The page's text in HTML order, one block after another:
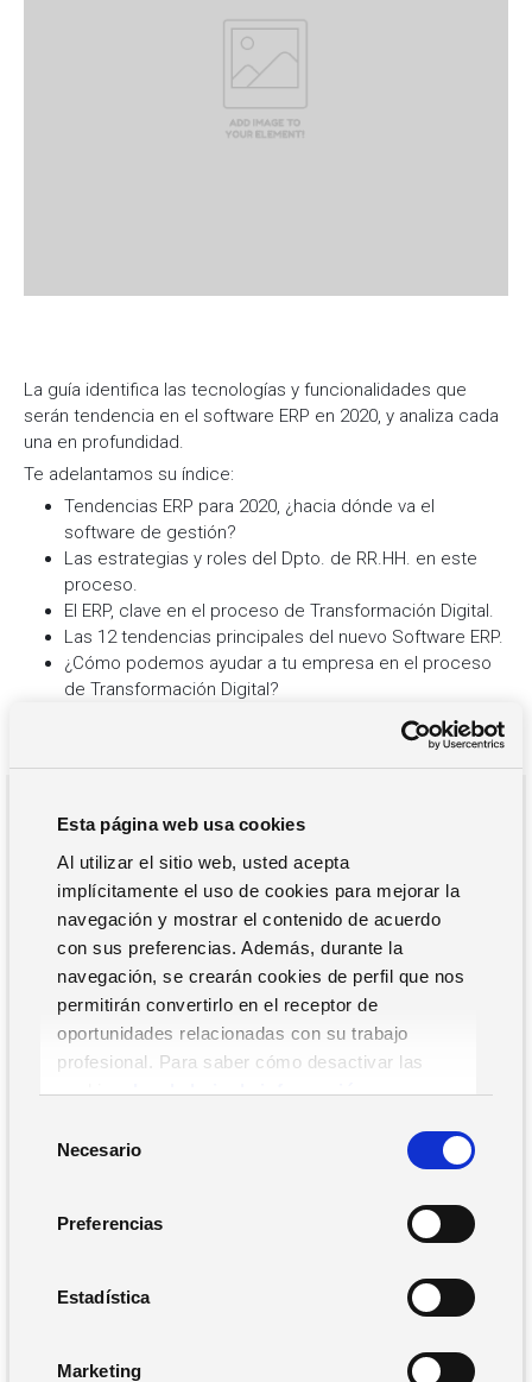
Esta página web usa cookies
Al utilizar el sitio web, usted acepta
implícitamente el uso de cookies para mejorar la
navegación y mostrar el contenido de acuerdo
con sus preferencias. Además, durante la
navegación, se crearán cookies de perfil que nos
permitirán convertirlo en el receptor de
oportunidades relacionadas con su trabajo
profesional. Para saber cómo desactivar las
cookies,Lea la hoja de información.
Necesario
Preferencias
Estadística
Marketing
La guía identifica las tecnologías y funcionalidades que
serán tendencia en el software ERP en 2020, y analiza cada
una en profundidad.
Te adelantamos su índice:
Tendencias ERP para 2020, ¿hacia dónde va el
software de gestión?
Las estrategias y roles del Dpto. de RR.HH. en este
proceso.
El ERP, clave en el proceso de Transformación Digital.
Las 12 tendencias principales del nuevo Software ERP.
¿Cómo podemos ayudar a tu empresa en el proceso
de Transformación Digital?
Puedes descargar la guía completa de forma totalmente
DESCARGA LA GUÍA